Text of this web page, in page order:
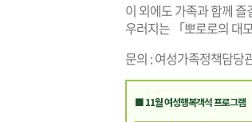
이 외에도 가족과 함께
우러지는 「뽀로로의 대
문의 : 여성가족정책담당
■ 11월 여성행복객석 프로그램